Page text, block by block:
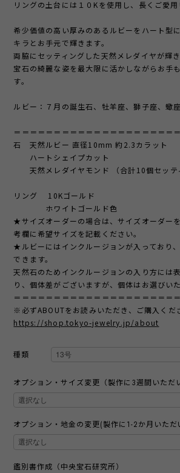
リングの土台には１０Kを使用し、長くご愛用
希少価値の高い厚みのあるルビーをハート型
キラとお手元で輝きます。
両脇にセッティングした天然メレダイヤが輝き
宝石の綺麗な姿を最大限に活かしながらお手
す。
ルビー：７月の誕生石、牡羊座、獅子座、蠍
＝＝＝＝＝＝＝＝＝＝＝＝＝＝＝＝＝＝＝＝
石 天然ルビー 直径10mm 約2.3カラット
ハートシェイプカット
天然メレダイヤモンド （合計10個セッテ
リング 10Kゴールド
ホワイトゴールド色
★サイズオーダーの場合は、サイズオーダー
考欄に希望サイズを記載ください。
★ルビーにはインクルージョンが入っており
できます。
天然石のためインクルージョンの入り方には
り、個体差がございますが、個体はお選びい
＝＝＝＝＝＝＝＝＝＝＝＝＝＝＝＝＝＝＝＝
※必ずABOUTをお読みいただき、ご購入くだ
https://shop.tokyo-jewelry.jp/about
種類
オプション・サイズ変更（製作に3週間いただ
オプション・地金の変更(製作に1-2か月いただ
鑑別書作成（中央宝石研究所）